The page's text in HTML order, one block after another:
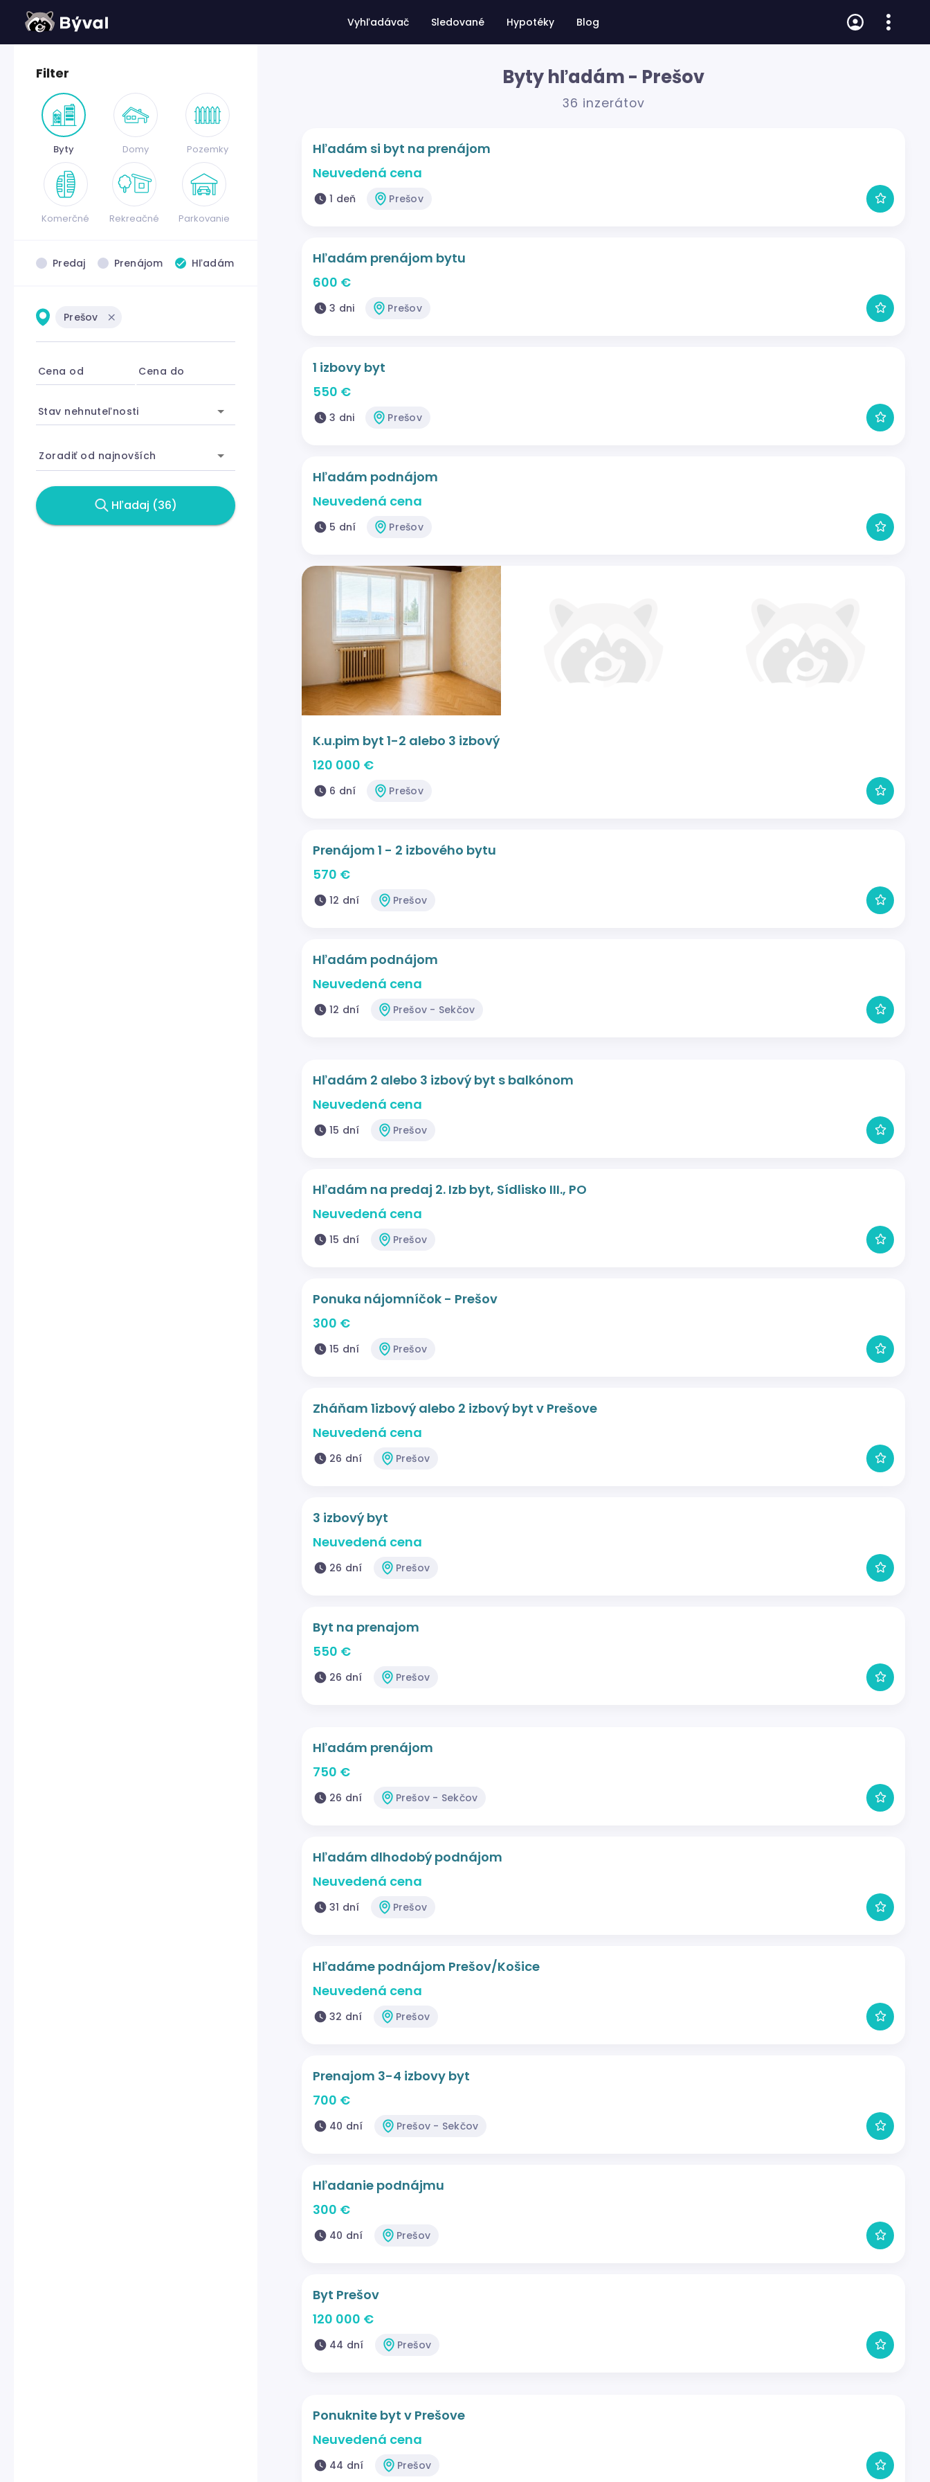
Vyhľadávač Sledované Hypotéky Blog
Filter
Byty Domy Pozemky
Komerčné Rekreačné Parkovanie
Predaj Prenájom Hľadám
Prešov
Cena od Cena do
Stav nehnuteľnosti
Zoradiť od najnovších
Hľadaj (36)
Byty hľadám - Prešov
36 inzerátov
Hľadám si byt na prenájom
Neuvedená cena
1 deň Prešov
Hľadám prenájom bytu
600 €
3 dni Prešov
1 izbovy byt
550 €
3 dni Prešov
Hľadám podnájom
Neuvedená cena
5 dní Prešov
K.u.pim byt 1-2 alebo 3 izbový
120 000 €
6 dní Prešov
Prenájom 1 - 2 izbového bytu
570 €
12 dní Prešov
Hľadám podnájom
Neuvedená cena
12 dní Prešov - Sekčov
Hľadám 2 alebo 3 izbový byt s balkónom
Neuvedená cena
15 dní Prešov
Hľadám na predaj 2. Izb byt, Sídlisko III., PO
Neuvedená cena
15 dní Prešov
Ponuka nájomníčok - Prešov
300 €
15 dní Prešov
Zháňam 1izbový alebo 2 izbový byt v Prešove
Neuvedená cena
26 dní Prešov
3 izbový byt
Neuvedená cena
26 dní Prešov
Byt na prenajom
550 €
26 dní Prešov
Hľadám prenájom
750 €
26 dní Prešov - Sekčov
Hľadám dlhodobý podnájom
Neuvedená cena
31 dní Prešov
Hľadáme podnájom Prešov/Košice
Neuvedená cena
32 dní Prešov
Prenajom 3-4 izbovy byt
700 €
40 dní Prešov - Sekčov
Hľadanie podnájmu
300 €
40 dní Prešov
Byt Prešov
120 000 €
44 dní Prešov
Ponuknite byt v Prešove
Neuvedená cena
44 dní Prešov